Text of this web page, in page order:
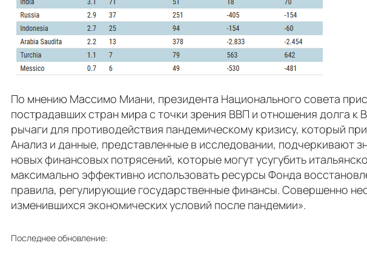
По мнению Массимо Миани, президента Национального совета
пострадавших стран мира с точки зрения ВВП и отношения долга
рычаги для противодействия пандемическому кризису, который
Анализ и данные, представленные в исследовании, подчеркивают
новых финансовых потрясений, которые могут усугубить
максимально эффективно использовать ресурсы Фонда
правила, регулирующие государственные финансы. Совершенно
изменившихся экономических условий после пандемии».
Последнее обновление: